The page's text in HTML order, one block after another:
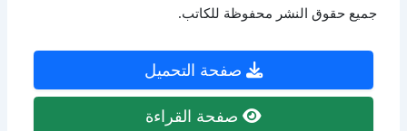
جميع حقوق النشر محفوظة للكاتب.
صفحة التحميل
صفحة القراءة